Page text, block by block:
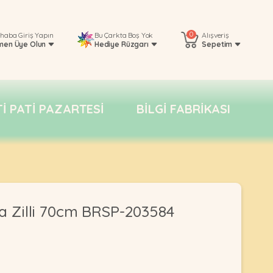
Giriş Yapın
Üye Olun
Bu Çarkta Boş Yok
Hediye Rüzgarı
0
Alışveriş
Sepetim
PATI PAZARTESI BILGI FABRIKASI
70cm BRSP-203584